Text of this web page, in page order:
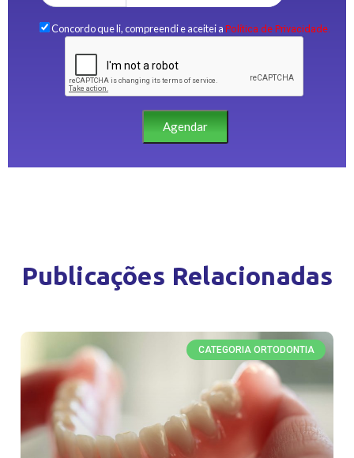
Concordo que li, compreendi e aceitei a Política de Privacidade.
Agendar
Publicações Relacionadas
CATEGORIA ORTODONTIA